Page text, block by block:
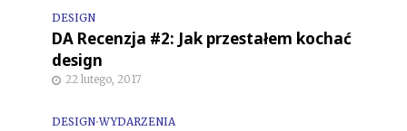
DESIGN
DA Recenzja #2: Jak przestałem kochać
design
22 lutego, 2017
DESIGN•WYDARZENIA